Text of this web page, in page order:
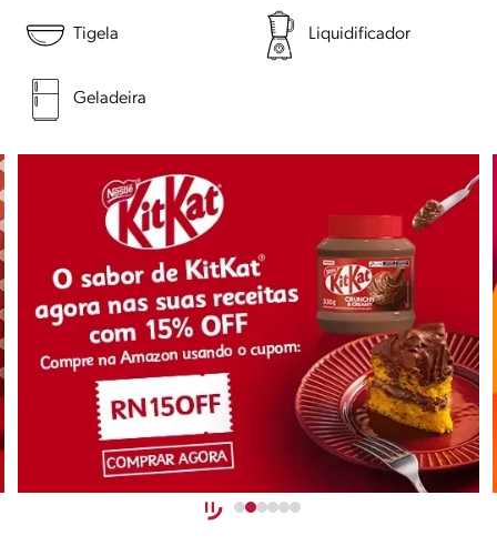
Tigela Liquidificador
Geladeira